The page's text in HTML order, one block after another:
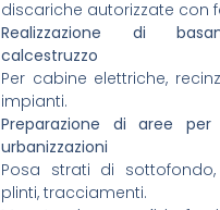
discariche autorizzate con
Realizzazione di
calcestruzzo
Per cabine elettriche,
impianti.
Preparazione di aree
urbanizzazioni
Posa strati di
plinti, tracciamenti.